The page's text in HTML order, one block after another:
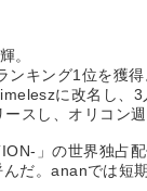
。
キング1位を獲
に改名し
スし、オリコン週
」の世界独占
だ。ananでは